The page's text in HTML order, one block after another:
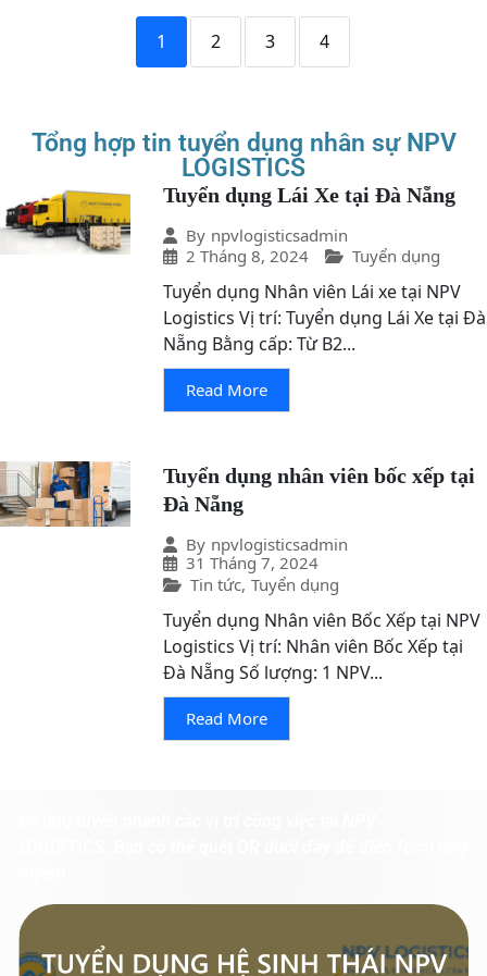
1 2 3 4
Tổng hợp tin tuyển dụng nhân sự NPV
LOGISTICS
Tuyển dụng Lái Xe tại Đà Nẵng
By npvlogisticsadmin
2 Tháng 8, 2024
Tuyển dụng
Tuyển dụng Nhân viên Lái xe tại NPV
Logistics Vị trí: Tuyển dụng Lái Xe tại Đà
Nẵng Bằng cấp: Từ B2...
Read More
Tuyển dụng nhân viên bốc xếp tại
Đà Nẵng
By npvlogisticsadmin
31 Tháng 7, 2024
Tin tức, Tuyển dụng
Tuyển dụng Nhân viên Bốc Xếp tại NPV
Logistics Vị trí: Nhân viên Bốc Xếp tại
Đà Nẵng Số lượng: 1 NPV...
Read More